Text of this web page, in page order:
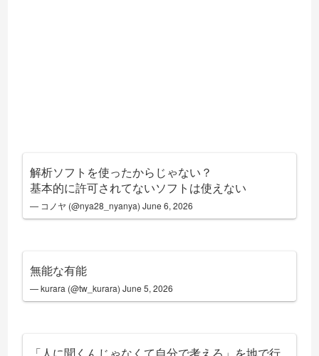
解析ソフトを使ったからじゃない？
基本的に許可されてないソフトは使えない
— コノヤ (@nya28_nyanya)June 6, 2026
無能な有能
— kurara (@tw_kurara)June 5, 2026